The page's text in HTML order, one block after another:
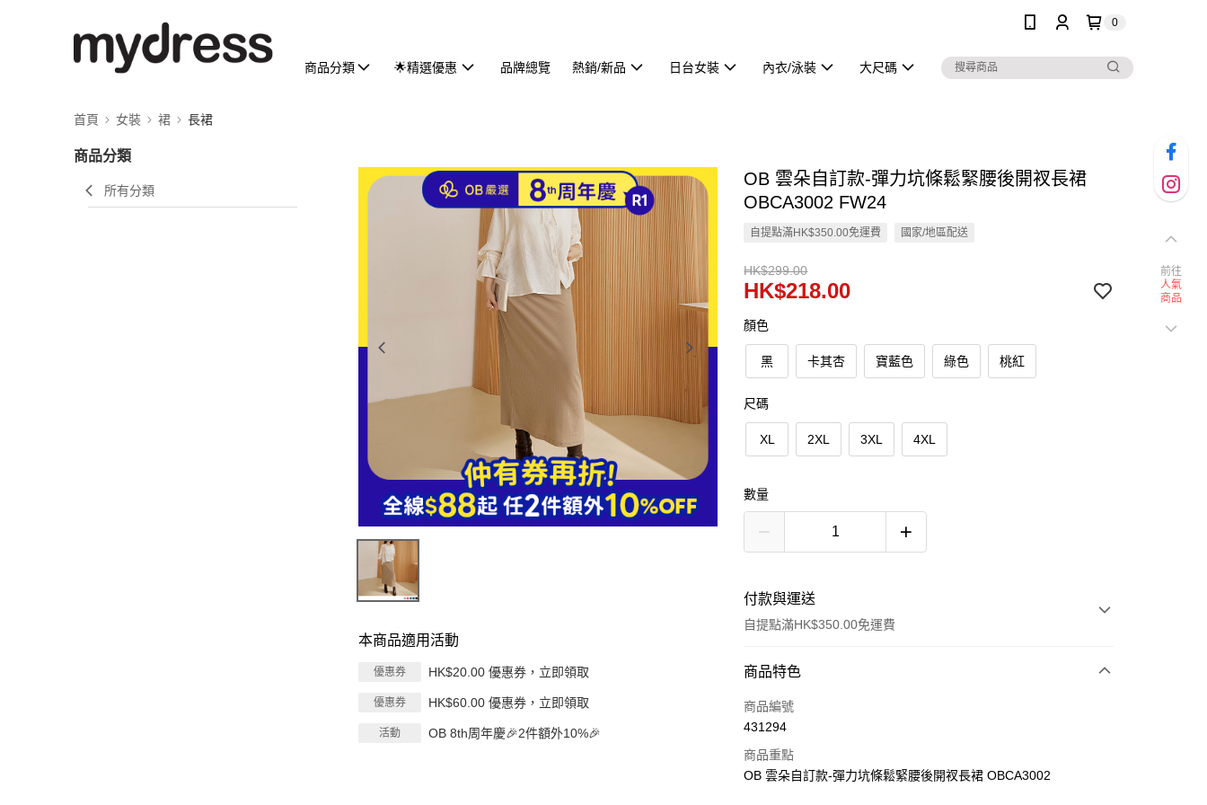
0
商品分類 🌟精選優惠 品牌總覽 熱銷/新品 日台女裝 內衣/泳裝 大尺碼
首頁 女裝 裙 長裙
商品分類
所有分類
本商品適用活動
優惠券 HK$20.00 優惠券，立即領取
優惠券 HK$60.00 優惠券，立即領取
活動 OB 8th周年慶🎉2件額外10%🎉
OB 雲朵自訂款-彈力坑條鬆緊腰後開衩長裙
OBCA3002 FW24
自提點滿HK$350.00免運費 國家/地區配送
HK$299.00
HK$218.00
顏色
黑 卡其杏 寶藍色 綠色 桃紅
尺碼
XL 2XL 3XL 4XL
數量
付款與運送
自提點滿HK$350.00免運費
付款方式
信用卡
AlipayHK
商品特色
商品編號
431294
商品重點
OB 雲朵自訂款-彈力坑條鬆緊腰後開衩長裙 OBCA3002
前往
人氣
商品